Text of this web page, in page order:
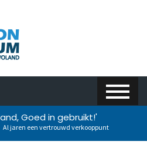
Goed in gebruikt!'
Al jaren een vertrouwd verkooppunt